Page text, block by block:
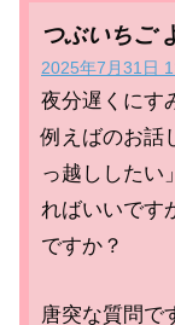
つぶいちご
2025年7月31日
夜分遅くにす
例えばのお話
っ越しした
ればいいです
ですか？
唐突な質問で